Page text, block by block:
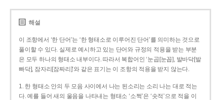
해설
이 조항에서 ‘한 단어’는 ‘한 형태소로 이루어진 단어’를 의미하는 것으로
풀이할 수 있다. 실제로 예시하고 있는 단어와 규정의 적용을 받는 부분
은 모두 하나의 형태소 내부이다. 따라서 복합어인 ‘눈곱[눈꼽], 발바닥[발
빠닥], 잠자리[잠짜리]’와 같은 표기는 이 조항의 적용을 받지 않는다.
1. 한 형태소 안의 두 모음 사이에서 나는 된소리는 소리 나는 대로 적는
다. 예를 들어 새의 울음을 나타내는 형태소 ‘소쩍’은 ‘솟적’으로 적을 이